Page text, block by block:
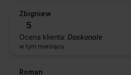
Zbigniew
5
Ocena klienta: Doskonale
w tym miesiącu
Roman